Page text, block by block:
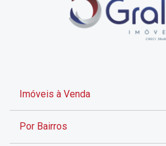
Imóveis à Venda
Por Bairros